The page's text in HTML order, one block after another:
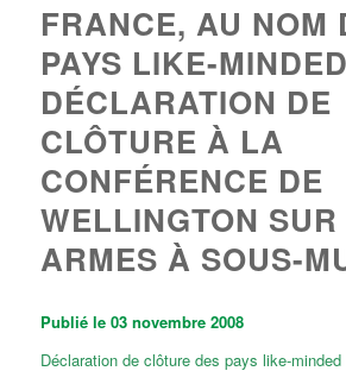
FRANCE, AU NOM
PAYS LIKE-
DÉCLARATION DE
CLÔTURE À LA
CONFÉRENCE DE
WELLINGTON
ARMES À SOUS-
Publié le 03 novembre 2008
Déclaration de clôture des pays like-